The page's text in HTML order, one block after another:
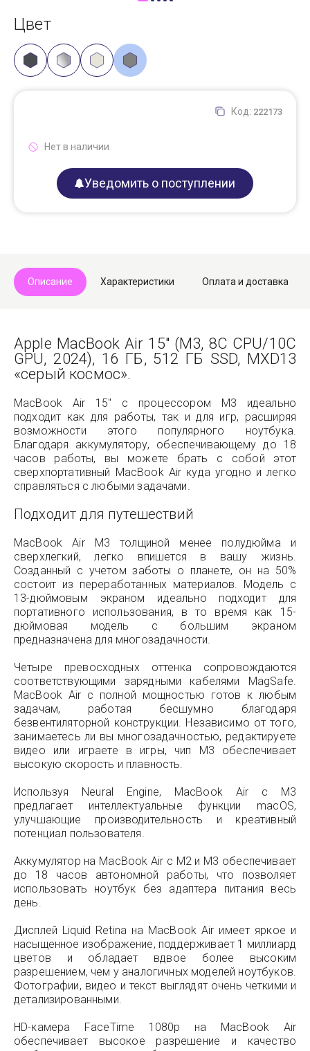
Цвет
Код: 222173
Нет в наличии
Уведомить о поступлении
Описание Характеристики Оплата и доставка
Apple MacBook Air 15" (M3, 8C CPU/10C
GPU, 2024), 16 ГБ, 512 ГБ SSD, MXD13
«серый космос».
MacBook Air 15" с процессором M3 идеально
подходит как для работы, так и для игр, расширяя
возможности этого популярного ноутбука.
Благодаря аккумулятору, обеспечивающему до 18
часов работы, вы можете брать с собой этот
сверхпортативный MacBook Air куда угодно и легко
справляться с любыми задачами.
Подходит для путешествий
MacBook Air M3 толщиной менее полудюйма и
сверхлегкий, легко впишется в вашу жизнь.
Созданный с учетом заботы о планете, он на 50%
состоит из переработанных материалов. Модель с
13-дюймовым экраном идеально подходит для
портативного использования, в то время как 15-
дюймовая модель с большим экраном
предназначена для многозадачности.
Четыре превосходных оттенка сопровождаются
соответствующими зарядными кабелями MagSafe.
MacBook Air с полной мощностью готов к любым
задачам, работая бесшумно благодаря
безвентиляторной конструкции. Независимо от того,
занимаетесь ли вы многозадачностью, редактируете
видео или играете в игры, чип M3 обеспечивает
высокую скорость и плавность.
Используя Neural Engine, MacBook Air с M3
предлагает интеллектуальные функции macOS,
улучшающие производительность и креативный
потенциал пользователя.
Аккумулятор на MacBook Air с M2 и M3 обеспечивает
до 18 часов автономной работы, что позволяет
использовать ноутбук без адаптера питания весь
день.
Дисплей Liquid Retina на MacBook Air имеет яркое и
насыщенное изображение, поддерживает 1 миллиард
цветов и обладает вдвое более высоким
разрешением, чем у аналогичных моделей ноутбуков.
Фотографии, видео и текст выглядят очень четкими и
детализированными.
HD-камера FaceTime 1080p на MacBook Air
обеспечивает высокое разрешение и качество